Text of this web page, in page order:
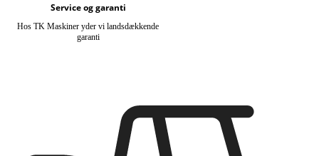
Service og garanti
Hos TK Maskiner yder vi landsdækkende
garanti